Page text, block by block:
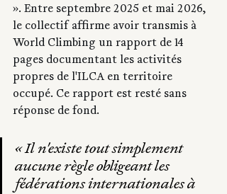
». Entre septembre 2025 et mai 2026,
le collectif affirme avoir transmis à
World Climbing un rapport de 14
pages documentant les activités
propres de l'ILCA en territoire
occupé. Ce rapport est resté sans
réponse de fond.
« Il n'existe tout simplement
aucune règle obligeant les
fédérations internationales à